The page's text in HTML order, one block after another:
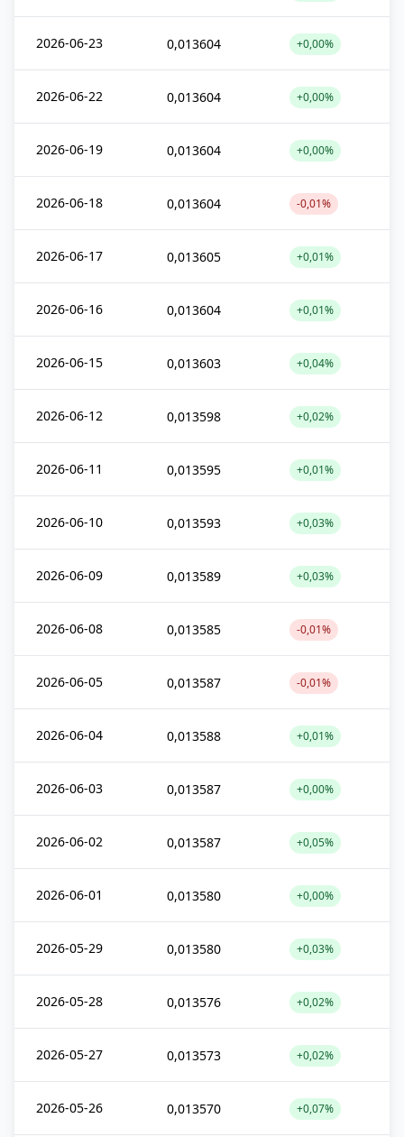
2026-06-23 0,013604 +0,00%
2026-06-22 0,013604 +0,00%
2026-06-19 0,013604 +0,00%
2026-06-18 0,013604 -0,01%
2026-06-17 0,013605 +0,01%
2026-06-16 0,013604 +0,01%
2026-06-15 0,013603 +0,04%
2026-06-12 0,013598 +0,02%
2026-06-11 0,013595 +0,01%
2026-06-10 0,013593 +0,03%
2026-06-09 0,013589 +0,03%
2026-06-08 0,013585 -0,01%
2026-06-05 0,013587 -0,01%
2026-06-04 0,013588 +0,01%
2026-06-03 0,013587 +0,00%
2026-06-02 0,013587 +0,05%
2026-06-01 0,013580 +0,00%
2026-05-29 0,013580 +0,03%
2026-05-28 0,013576 +0,02%
2026-05-27 0,013573 +0,02%
2026-05-26 0,013570 +0,07%